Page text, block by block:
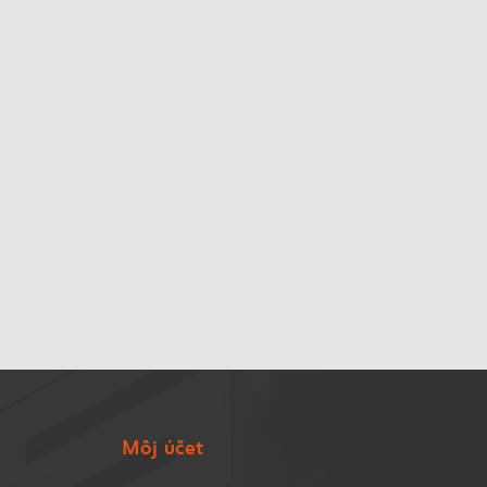
Môj účet